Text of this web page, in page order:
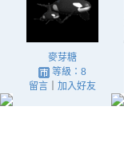
麥芽糖
等級：8
留言｜ 加入好友